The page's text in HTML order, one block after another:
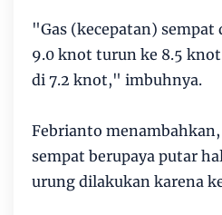
"Gas (kecepatan)
9.0 knot turun ke 8.5
di 7.2 knot," imbuhnya.
Febrianto
sempat berupaya putar
urung dilakukan karena